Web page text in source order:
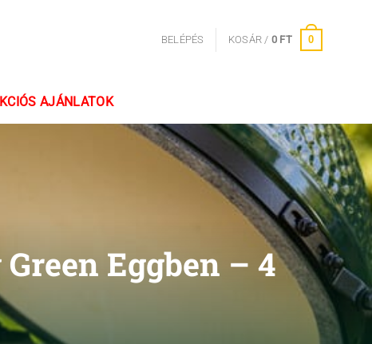
BELÉPÉS KOSÁR / 0 FT 0
AJÁNLATOK
Eggben – 4